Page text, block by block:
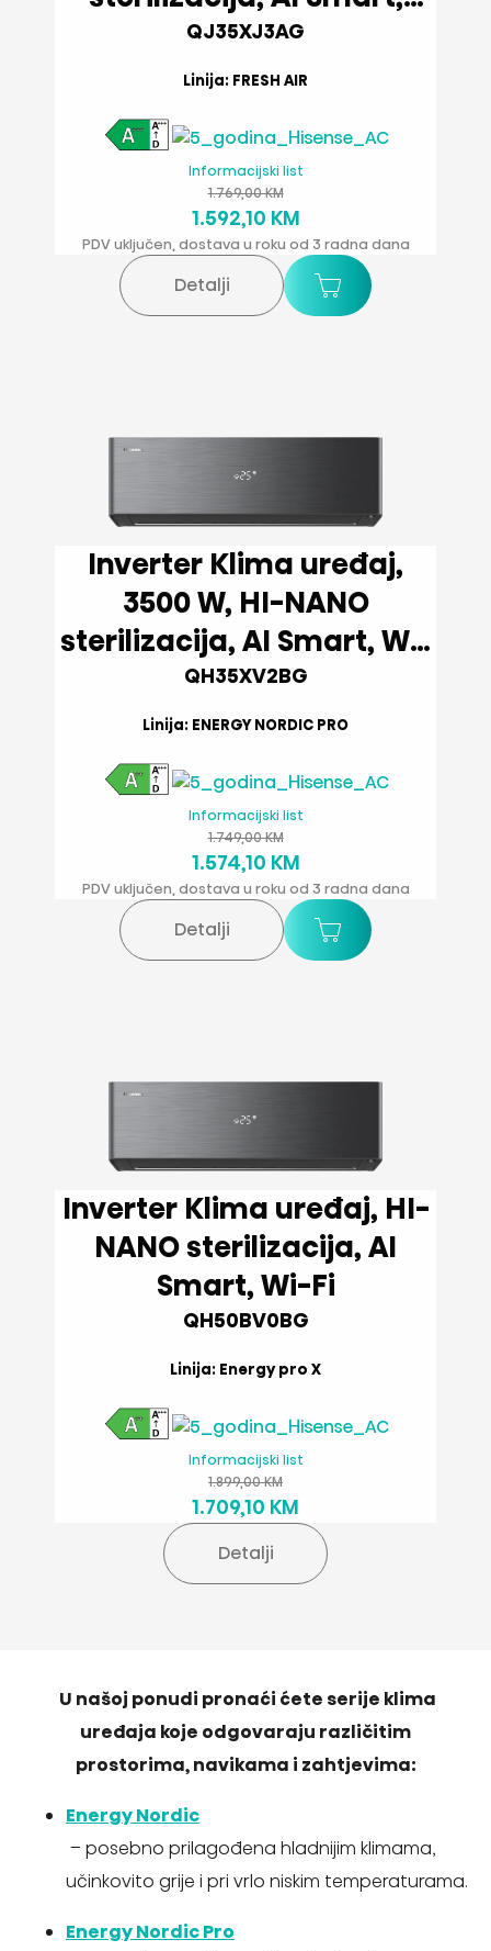
Svjež zrak, Wi-Fi
QJ35XJ3AG
Linija: FRESH AIR
Informacijski list
1.769,00 KM
1.592,10 KM
PDV uključen, dostava u roku od 3 radna dana
Detalji
Inverter Klima uređaj,
3500 W, HI-NANO
sterilizacija, AI Smart, Wi-
Fi
QH35XV2BG
Linija: ENERGY NORDIC PRO
Informacijski list
1.749,00 KM
1.574,10 KM
PDV uključen, dostava u roku od 3 radna dana
Detalji
Inverter Klima uređaj, HI-
NANO sterilizacija, AI
Smart, Wi-Fi
QH50BV0BG
Linija: Energy pro X
Informacijski list
1.899,00 KM
1.709,10 KM
Detalji
U našoj ponudi pronaći ćete serije klima
uređaja koje odgovaraju različitim
prostorima, navikama i zahtjevima:
Energy Nordic
– posebno prilagođena hladnijim klimama,
učinkovito grije i pri vrlo niskim temperaturama.
Energy Nordic Pro